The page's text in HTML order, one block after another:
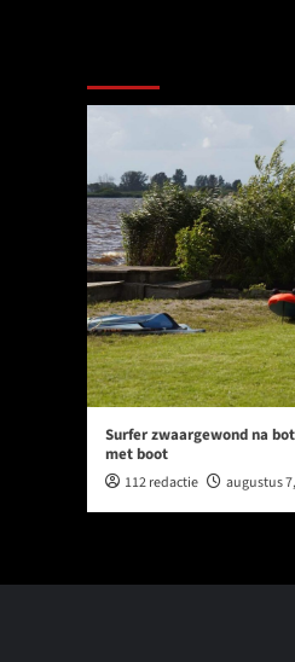
Surfer zwaargewond na
met boot
112 redactie augustus